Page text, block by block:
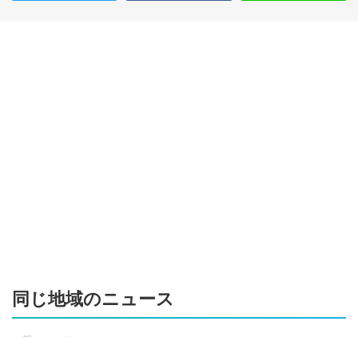
同じ地域のニュース